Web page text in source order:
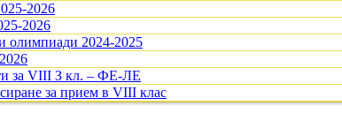
2026
2026
олимпиади 2024-2025
за VIII З кл. – ФЕ-ЛЕ
за прием в VIII клас